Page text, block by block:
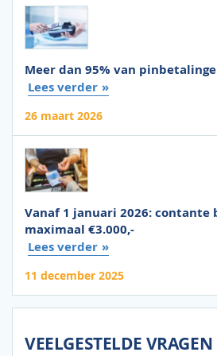
Meer dan 95% van
Lees verder
26 maart 2026
Vanaf 1 januari 2026:
maximaal €3.000,-
Lees verder
11 december 2025
VEELGESTELDE VRAGEN